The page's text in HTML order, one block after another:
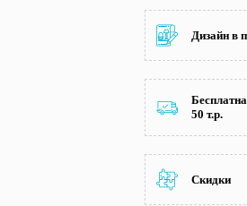
Дизайн в
50 т.р.
Скидки